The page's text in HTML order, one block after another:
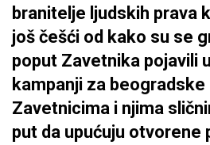
branitelje ljudskih prava
još češći od kako su se
poput Zavetnika pojavili
kampanji za beogradske
Zavetnicima i njima
put da upućuju otvorene